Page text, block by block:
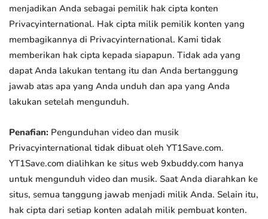
menjadikan Anda sebagai pemilik hak cipta konten
Privacyinternational. Hak cipta milik pemilik konten yang
membagikannya di Privacyinternational. Kami tidak
memberikan hak cipta kepada siapapun. Tidak ada yang
dapat Anda lakukan tentang itu dan Anda bertanggung
jawab atas apa yang Anda unduh dan apa yang Anda
lakukan setelah mengunduh.
Penafian: Pengunduhan video dan musik
Privacyinternational tidak dibuat oleh YT1Save.com.
YT1Save.com dialihkan ke situs web 9xbuddy.com hanya
untuk mengunduh video dan musik. Saat Anda diarahkan ke
situs, semua tanggung jawab menjadi milik Anda. Selain itu,
hak cipta dari setiap konten adalah milik pembuat konten.